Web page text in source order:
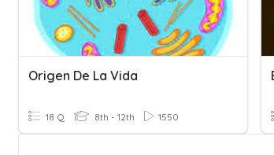
Origen De La Vida
18 Q 8th - 12th 1550